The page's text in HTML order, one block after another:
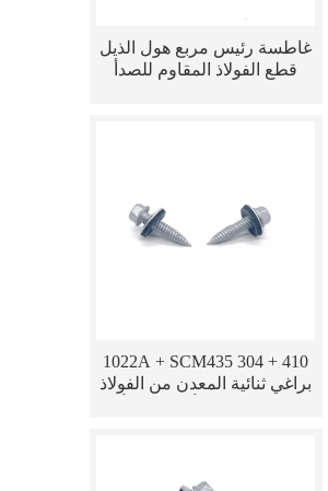
غاطسة رئيس مربع هول الذيل
قطع الفولاذ المقاوم للصدأ
1022A + SCM435 304 + 410
براغي ثنائية المعدن من الفولاذ